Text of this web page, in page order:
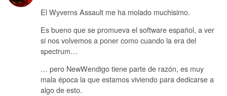
El Wyverns Assault me ha molado muchisimo.
Es bueno que se promueva el software español, a ver
si nos volvemos a poner como cuando la era del
spectrum…
… pero NewWendigo tiene parte de razón, es muy
mala época la que estamos viviendo para dedicarse a
algo de esto.